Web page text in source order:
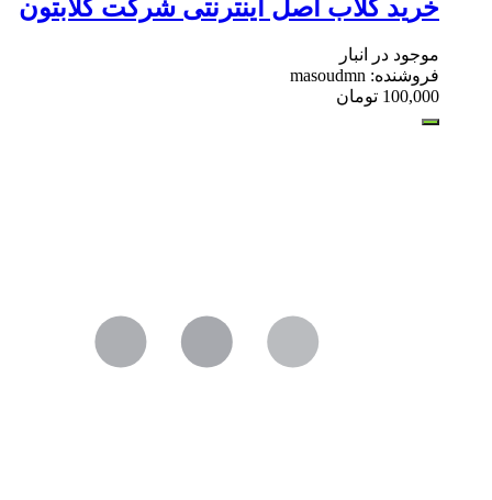
خرید گلاب اصل اینترنتی شرکت گلابتون
موجود در انبار
فروشنده: masoudmn
100,000 تومان